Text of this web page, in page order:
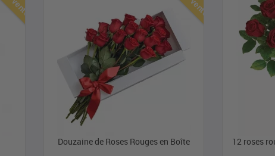
Douzaine de Roses Rouges en Boîte 12 roses